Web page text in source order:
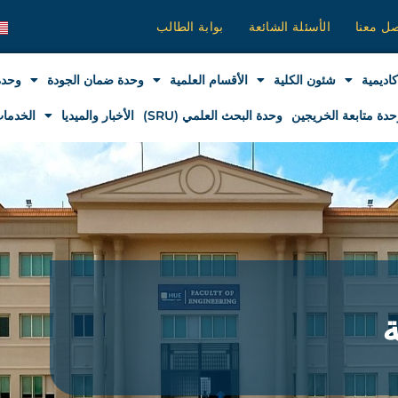
معنا الأسئلة الشائعة بوابة الطالب
شئون الكلية الأقسام العلمية وحدة ضمان الجودة
متابعة الخريجين وحدة البحث العلمي (SRU) الأخبار والميديا